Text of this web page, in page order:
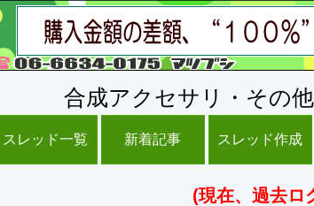
合成アクセサリ・その
スレッド一覧 新着記事 スレッド作成
(現在、過去ロ